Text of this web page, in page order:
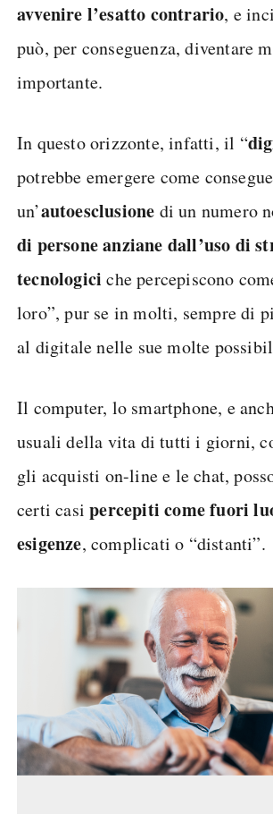
avvenire l’esatto contrario, e
può, per conseguenza, diventare
importante.
In questo orizzonte, infatti, il “
potrebbe emergere come
un’autoesclusione di un numero
di persone anziane dall’uso di
tecnologici che percepiscono
loro”, pur se in molti, sempre di
al digitale nelle sue molte
Il computer, lo smartphone, e
usuali della vita di tutti i giorni,
gli acquisti on-line e le chat,
certi casipercepiti come fuori
esigenze, complicati o “distanti”.